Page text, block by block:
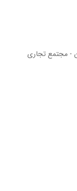
- مجتمع تجاری